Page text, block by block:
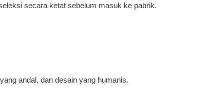
secara ketat sebelum masuk ke pabrik.
andal, dan desain yang humanis.